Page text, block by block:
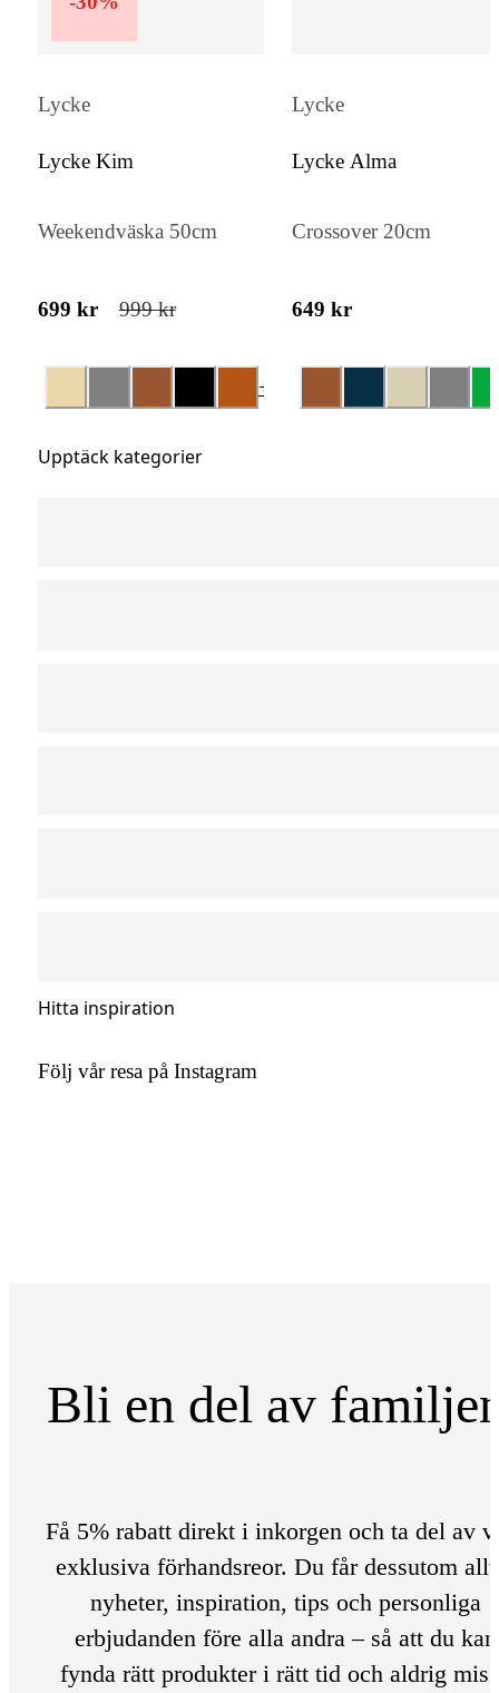
Lycke
Lycke Kim
Weekendväska 50cm
699 kr 999 kr
+
Lycke
Lycke Alma
Crossover 20cm
649 kr
Upptäck kategorier
Hitta inspiration
Följ vår resa på Instagram
Bli en del av
Få 5% rabatt direkt i inkorgen och ta del av
exklusiva förhandsreor. Du får dessutom
nyheter, inspiration, tips och personliga
erbjudanden före alla andra – så att du kan
fynda rätt produkter i rätt tid och aldrig